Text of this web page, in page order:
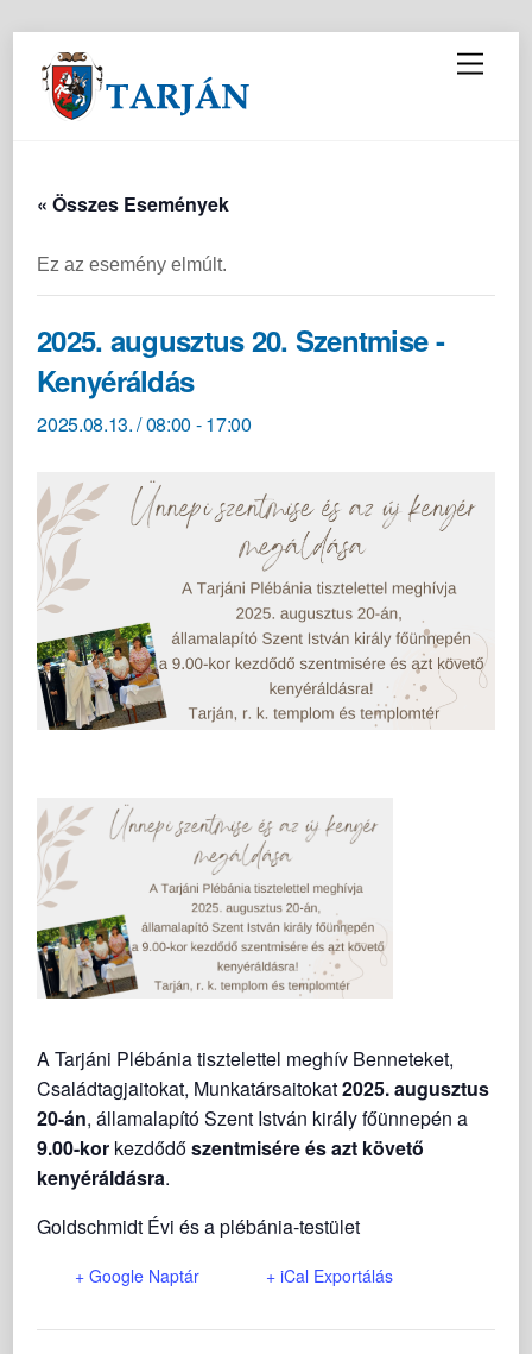
M
e
« Összes Események
Ez az esemény elmúlt.
2025. augusztus 20. Szentmise -
Kenyéráldás
2025.08.13. / 08:00 -17:00
A Tarjáni Plébánia tisztelettel meghív Benneteket,
Családtagjaitokat, Munkatársaitokat2025. augusztus
20-án, államalapító Szent István király főünnepén a
9.00-kor kezdődőszentmisére és azt követő
kenyéráldásra.
Goldschmidt Évi és a plébánia-testület
+ Google Naptár + iCal Exportálás